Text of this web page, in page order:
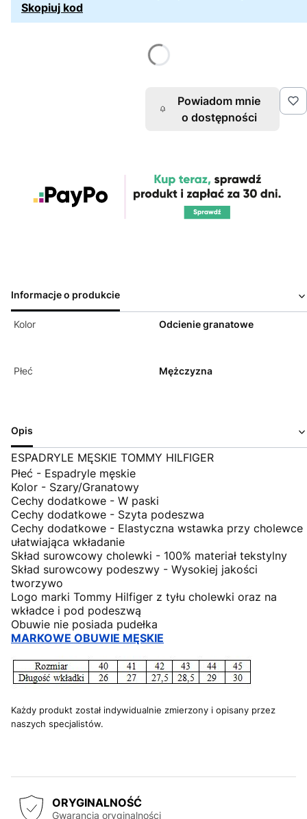
Skopiuj kod
Powiadom mnie
o dostępności
Informacje o produkcie
Kolor Odcienie granatowe
Płeć Mężczyzna
Opis
ESPADRYLE MĘSKIE TOMMY HILFIGER
Płeć - Espadryle męskie
Kolor - Szary/Granatowy
Cechy dodatkowe - W paski
Cechy dodatkowe - Szyta podeszwa
Cechy dodatkowe - Elastyczna wstawka przy cholewce
ułatwiająca wkładanie
Skład surowcowy cholewki - 100% materiał tekstylny
Skład surowcowy podeszwy - Wysokiej jakości
tworzywo
Logo marki Tommy Hilfiger z tyłu cholewki oraz na
wkładce i pod podeszwą
Obuwie nie posiada pudełka
MARKOWE OBUWIE MĘSKIE
Każdy produkt został indywidualnie zmierzony i opisany przez
naszych specjalistów.
ORYGINALNOŚĆ
Gwarancja oryginalności